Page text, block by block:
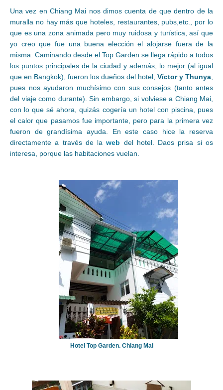
Una vez en Chiang Mai nos dimos cuenta de que dentro de la
muralla no hay más que hoteles, restaurantes, pubs,etc., por lo
que es una zona animada pero muy ruidosa y turística, así que
yo creo que fue una buena elección el alojarse fuera de la
misma. Caminando desde el Top Garden se llega rápido a todos
los puntos principales de la ciudad y además, lo mejor (al igual
que en Bangkok), fueron los dueños del hotel, Víctor y Thunya
pues nos ayudaron muchísimo con sus consejos (tanto antes
del viaje como durante). Sin embargo, si volviese a Chiang Mai,
con lo que sé ahora, quizás cogería un hotel con piscina, pues
el calor que pasamos fue importante, pero para la primera vez
fueron de grandísima ayuda. En este caso hice la reserva
directamente a través de laweb del hotel. Daos prisa si os
interesa, porque las habitaciones vuelan.
Hotel Top Garden. Chiang Mai